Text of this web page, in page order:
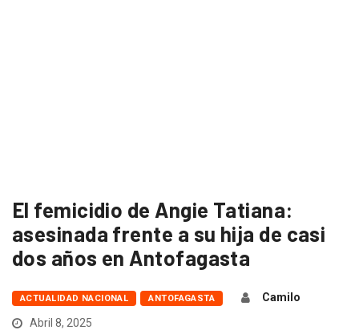
El femicidio de Angie Tatiana:
asesinada frente a su hija de casi
dos años en Antofagasta
ACTUALIDAD NACIONAL ANTOFAGASTA
Camilo
Abril 8, 2025